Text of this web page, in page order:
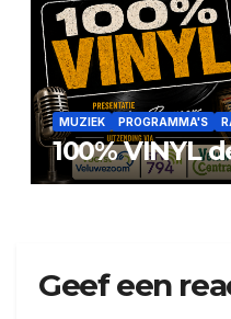
MUZIEK PROGRAMMA'S
100% VINYL
Geef een